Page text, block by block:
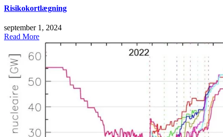
Risikokortlægning
september 1, 2024
Read More